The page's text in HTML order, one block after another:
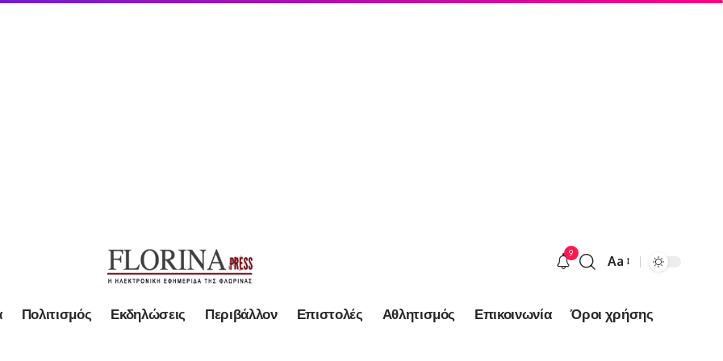
9
Font
Aa
Πολιτισμός Εκδηλώσεις Περιβάλλον Επιστολές Αθλητισμός Επικοινωνία Όροι χρήσης